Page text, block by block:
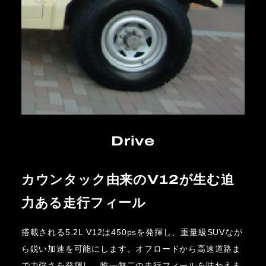
Drive
カウンタック由来のV12が生む迫
力ある走行フィール
搭載される5.2L V12は450psを発揮し、重量級SUVなが
ら鋭い加速を可能にします。オフロードから高速道路ま